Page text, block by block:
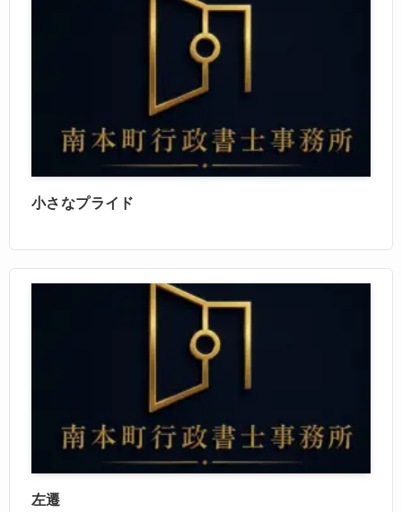
小さなプライド
左遷